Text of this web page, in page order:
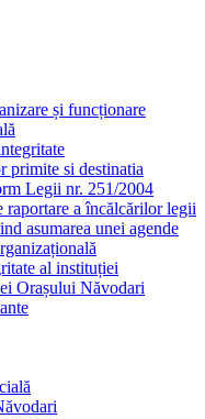
și funcționare
primite si destinatia
Legii nr. 251/2004
raportare a încălcărilor legii
asumarea unei agende
al instituției
Orașului Năvodari